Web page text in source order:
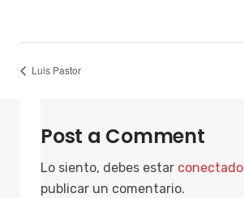
Luis Pastor
Post a Comment
Lo siento, debes estar conectado
publicar un comentario.